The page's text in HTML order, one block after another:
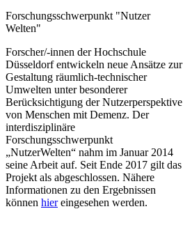
Forschungsschwerpunkt "Nutzer​​
Welten"
Forscher/-innen der Hochschule
Düsseldorf entwickeln neue Ansätze zur
Gestaltung räumlich-technischer
Umwelten unter besonderer
Berücksichtigung der Nutzerperspektive
von Menschen mit Demenz. Der
interdisziplinäre
Forschungsschwerpunkt
„NutzerWelten“ nahm im Januar 2014
seine Arbeit auf. Seit Ende 2017 gilt das
Projekt als abgeschlossen. Nähere
Informationen zu den Ergebnissen
können hiereingesehen werden.